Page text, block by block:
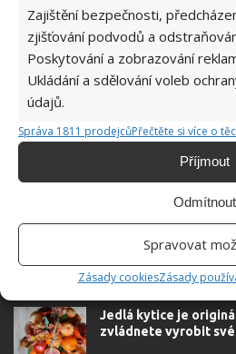
Zajištění bezpečnosti,
zjišťování podvodů a
Poskytování a zobrazování
Ukládání a sdělování voleb
údajů.
Správa 1811 prodejcůPřečtěte si více o
Příjmout
Odmítnout
Spravovat
Zásady cookiesZásady
redaktorky
rozhodla
autorovi]
SOUVISEJÍCÍ ČLÁNKY
Podomácku
podmínky pro
Jedlá kytice je
zvládnete vyrobit